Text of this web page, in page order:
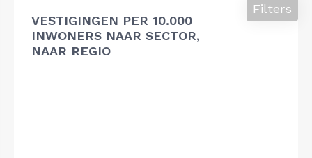
VESTIGINGEN PER 10.000
INWONERS NAAR SECTOR,
NAAR REGIO
Filters